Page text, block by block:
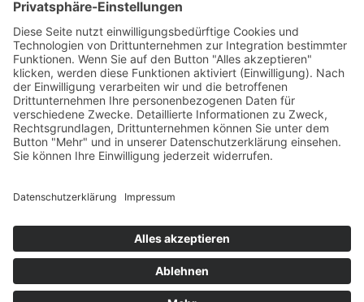
Das Projekt zur Implementierung der Einheitlichen
Ansprechstellen für Arbeitgeber gemäß § 185a SGB IX in
Hessen wird gefördert aus Mitteln des LWV Hessen
Integrationsamtes. Das Projekt wird unter Einbindung
des Hessischen Ministeriums für Arbeit, Integration,
Jugend und Soziales von der Forschungsstelle des
Bildungswerks der Hessischen Wirtschaft e. V.
durchgeführt.